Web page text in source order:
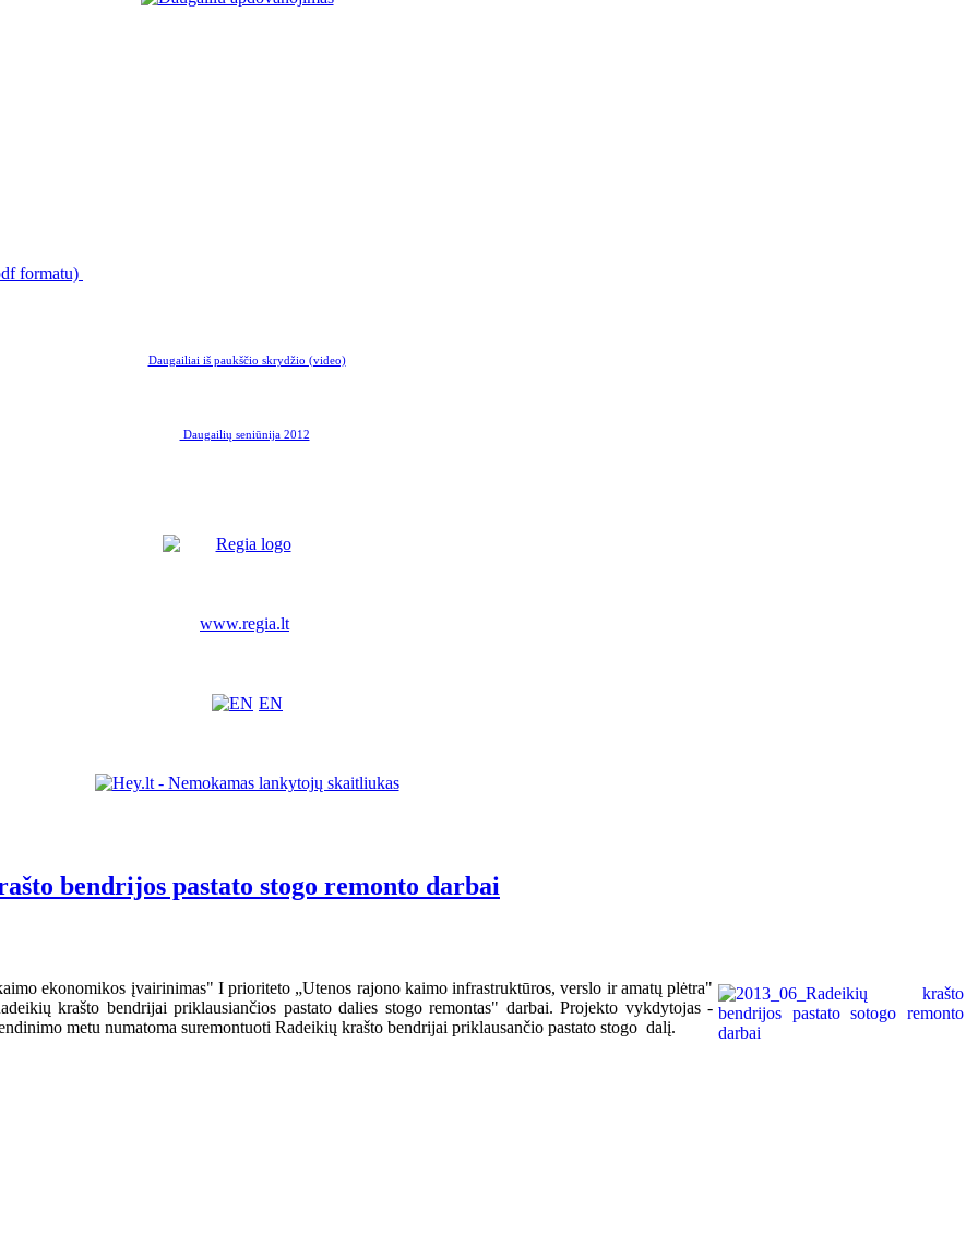
formatu)
Daugailiai iš paukščio skrydžio (video)
Daugailių seniūnija 2012
www.regia.lt
EN
bendrijos pastato stogo remonto darbai
ekonomikos įvairinimas" I prioriteto „Utenos rajono kaimo infrastruktūros, verslo ir amatų plėtra"
krašto bendrijai priklausiančios pastato dalies stogo remontas" darbai. Projekto vykdytojas -
metu numatoma suremontuoti Radeikių krašto bendrijai priklausančio pastato stogo dalį.